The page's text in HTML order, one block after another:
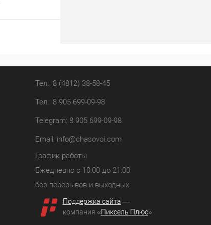
К сравнению
В наличииТел.: 8 (4812) 38-58-45
Тел.: 8 905 699-09-98
Telegram: 8 905 699-09-98
Email: info@chasovoi.com
График работы
Ежедневно с 10:00 до 21:00
без перерывов и выходных
Поддержка сайта —
компания «Пиксель Плюс»